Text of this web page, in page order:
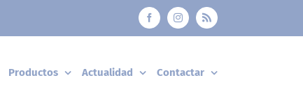
FacebookInstagramRss
Productos Actualidad Contactar